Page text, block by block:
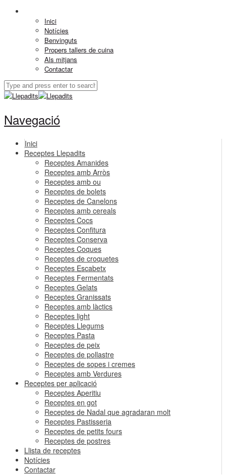
Inici
Notícies
Benvinguts
Propers tallers de cuina
Als mitjans
Contactar
Navegació
Inici
Receptes Llepadits
Receptes Amanides
Receptes amb Arròs
Receptes amb ou
Receptes de bolets
Receptes de Canelons
Receptes amb cereals
Receptes Cocs
Receptes Confitura
Receptes Conserva
Receptes Coques
Receptes de croquetes
Receptes Escabetx
Receptes Fermentats
Receptes Gelats
Receptes Granissats
Receptes amb làctics
Receptes light
Receptes Llegums
Receptes Pasta
Receptes de peix
Receptes de pollastre
Receptes de sopes i cremes
Receptes amb Verdures
Receptes per aplicació
Receptes Aperitiu
Receptes en got
Receptes de Nadal que agradaran molt
Receptes Pastisseria
Receptes de petits fours
Receptes de postres
Llista de receptes
Notícies
Contactar